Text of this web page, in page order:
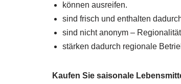
können ausreifen.
sind frisch und enthalten
sind nicht anonym –
stärken dadurch regionale
Kaufen Sie saisonale